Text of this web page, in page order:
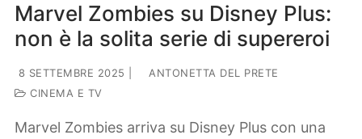
Marvel Zombies su Disney Plus:
non è la solita serie di supereroi
8 SETTEMBRE 2025
ANTONETTA DEL PRETE
CINEMA E TV
Marvel Zombies arriva su Disney Plus con una